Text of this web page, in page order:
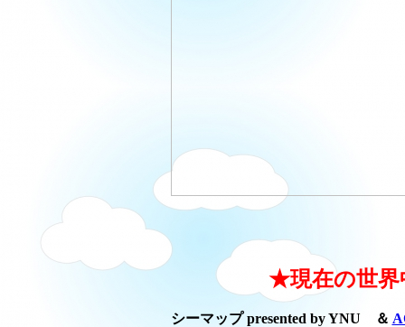
★現在の世界
シーマップ presented by YNU ＆